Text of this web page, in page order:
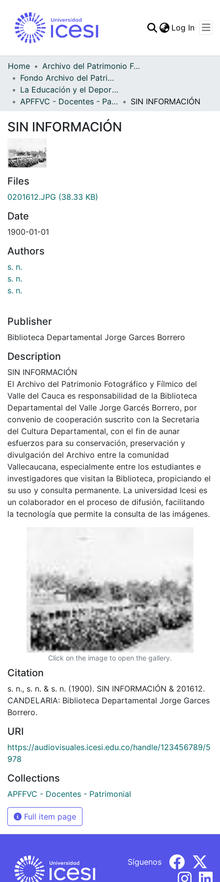
Log In
Home
Archivo del Patrimonio Fotográfico y Fílmico del Valle del Cauca
Fondo Archivo del Patrimonio Fotográfico y Fílmico del Valle del Cauca
La Educación y el Deporte
APFFVC - Docentes - Patrimonial
SIN INFORMACIÓN
SIN INFORMACIÓN
Files
0201612.JPG (38.33 KB)
Date
1900-01-01
Authors
s. n.
s. n.
s. n.
Publisher
Biblioteca Departamental Jorge Garces Borrero
Description
SIN INFORMACIÓN
El Archivo del Patrimonio Fotográfico y Fílmico del
Valle del Cauca es responsabilidad de la Biblioteca
Departamental del Valle Jorge Garcés Borrero, por
convenio de cooperación suscrito con la Secretaria
del Cultura Departamental, con el fin de aunar
esfuerzos para su conservación, preservación y
divulgación del Archivo entre la comunidad
Vallecaucana, especialmente entre los estudiantes e
investigadores que visitan la Biblioteca, propiciando el
su uso y consulta permanente. La universidad Icesi es
un colaborador en el proceso de difusión, facilitando
la tecnología que permite la consulta de las imágenes.
Click on the image to open the gallery.
Citation
s. n., s. n. & s. n. (1900). SIN INFORMACIÓN & 201612.
CANDELARIA: Biblioteca Departamental Jorge Garces
Borrero.
URI
https://audiovisuales.icesi.edu.co/handle/123456789/5
978
Collections
APFFVC - Docentes - Patrimonial
Full item page
Síguenos